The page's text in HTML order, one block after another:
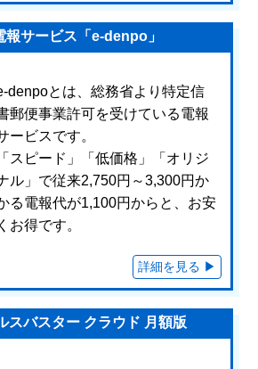
報サービス「e-denpo」
denpoとは、総務省より特定信
郵便事業許可を受けている電報
ービスです。
「スピード」「低価格」「オリジ
ル」で従来2,750円～3,300円か
る電報代が1,100円からと、お安
くお得です。
スバスター クラウド 月額版